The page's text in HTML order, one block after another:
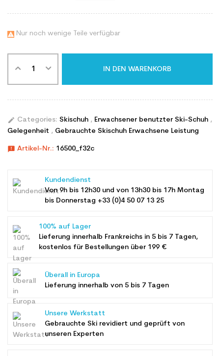
 Nur noch wenige Teile verfügbar
IN DEN WARENKORB
edit Categories: Skischuh , Erwachsener benutzter Ski-Schuh ,
Gelegenheit , Gebrauchte Skischuh Erwachsene Leistung
announcement Artikel-Nr.: 16500_f32c
Kundendienst
Von 9h bis 12h30 und von 13h30 bis 17h Montag
bis Donnerstag +33 (0)4 50 07 13 25
100% auf Lager
Lieferung innerhalb Frankreichs in 5 bis 7 Tagen,
kostenlos für Bestellungen über 199 €
Überall in Europa
Lieferung innerhalb von 5 bis 7 Tagen
Unsere Werkstatt
Gebrauchte Ski revidiert und geprüft von
unseren Experten